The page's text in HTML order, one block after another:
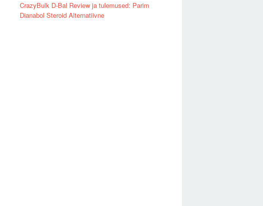
CrazyBulk D-Bal Review ja tulemused: Parim
Dianabol Steroid Alternatiivne